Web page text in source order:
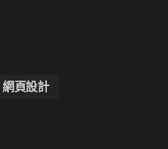
網頁設計